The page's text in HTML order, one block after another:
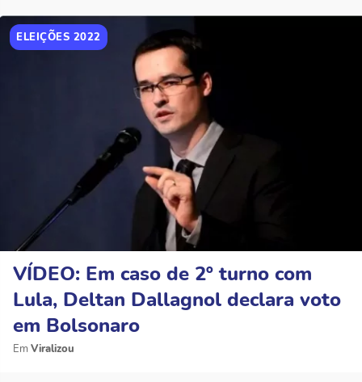
ELEIÇÕES 2022
VÍDEO: Em caso de 2º turno com
Lula, Deltan Dallagnol declara voto
em Bolsonaro
Viralizou